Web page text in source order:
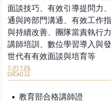
面談技巧、有效引導提問力
通與跨部門溝通、有效工作
與持續改善、團隊當責執行
講師培訓、數位學習導入與
世代有有效面談與培育等
認證
教育部合格講師證